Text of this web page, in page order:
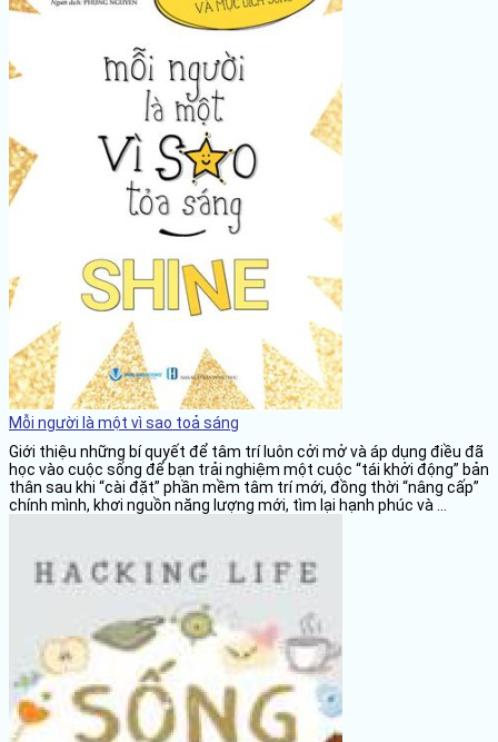
Mỗi người là một vì sao toả sáng
Giới thiệu những bí quyết để tâm trí luôn cởi mở và áp dụng điều đã
học vào cuộc sống để bạn trải nghiệm một cuộc “tái khởi động” bản
thân sau khi “cài đặt” phần mềm tâm trí mới, đồng thời “nâng cấp”
chính mình, khơi nguồn năng lượng mới, tìm lại hạnh phúc và ...